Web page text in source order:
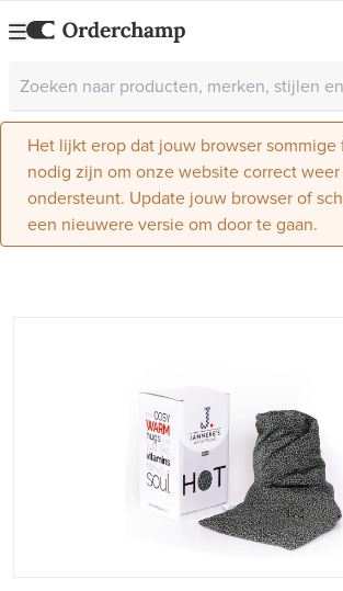
Het lijkt erop dat jouw browser
nodig zijn om onze website correct
ondersteunt. Update jouw browser of
een nieuwere versie om door te gaan.